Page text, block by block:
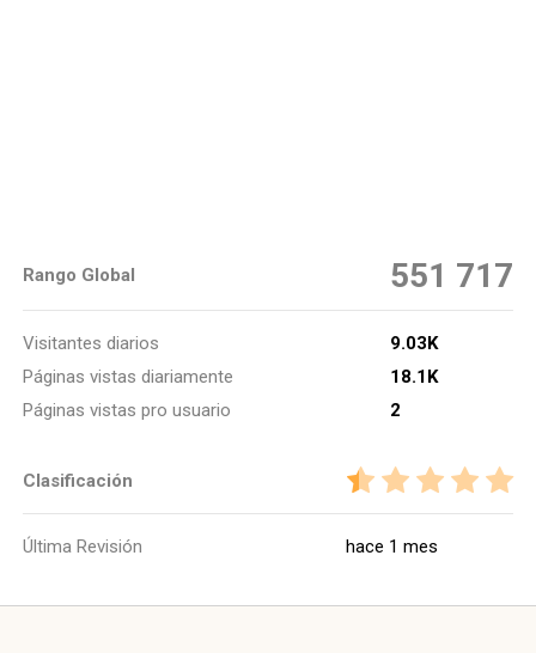
Rango Global 551 717
Visitantes diarios
9.03K
Páginas vistas diariamente
18.1K
Páginas vistas pro usuario
2
Clasificación
Última Revisión hace 1 mes